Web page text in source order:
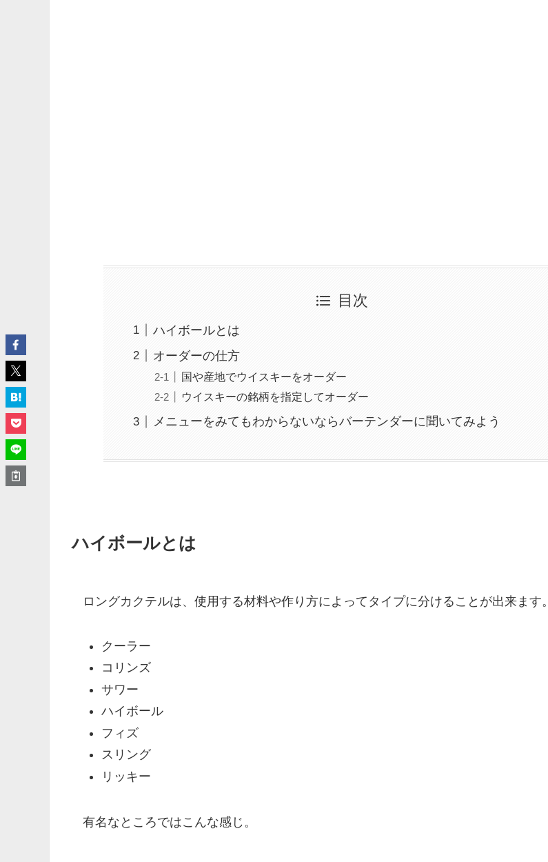
目次
ハイボールとは
オーダーの仕方
国や産地でウイスキーをオーダー
ウイスキーの銘柄を指定してオーダー
メニューをみてもわからないならバーテンダーに聞いてみよう
ハイボールとは
ロングカクテルは、使用する材料や作り方によってタイプに分けることが出来ます。
クーラー
コリンズ
サワー
ハイボール
フィズ
スリング
リッキー
有名なところではこんな感じ。